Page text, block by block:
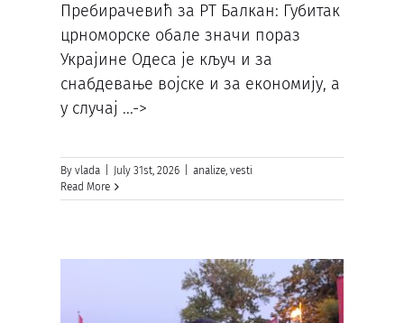
Пребирачевић за РТ Балкан: Губитак
црноморске обале значи пораз
Украјине Одеса је кључ и за
снабдевање војске и за економију, а
у случај ...->
By vlada July 31st, 2026 analize, vesti
Read More